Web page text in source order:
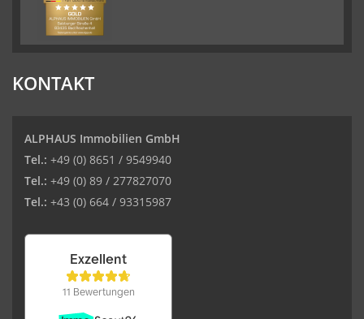
KONTAKT
ALPHAUS Immobilien GmbH
Tel.: +49 (0) 8651 / 9549940
Tel.: +49 (0) 89 / 277827070
Tel.: +43 (0) 664 / 93315987